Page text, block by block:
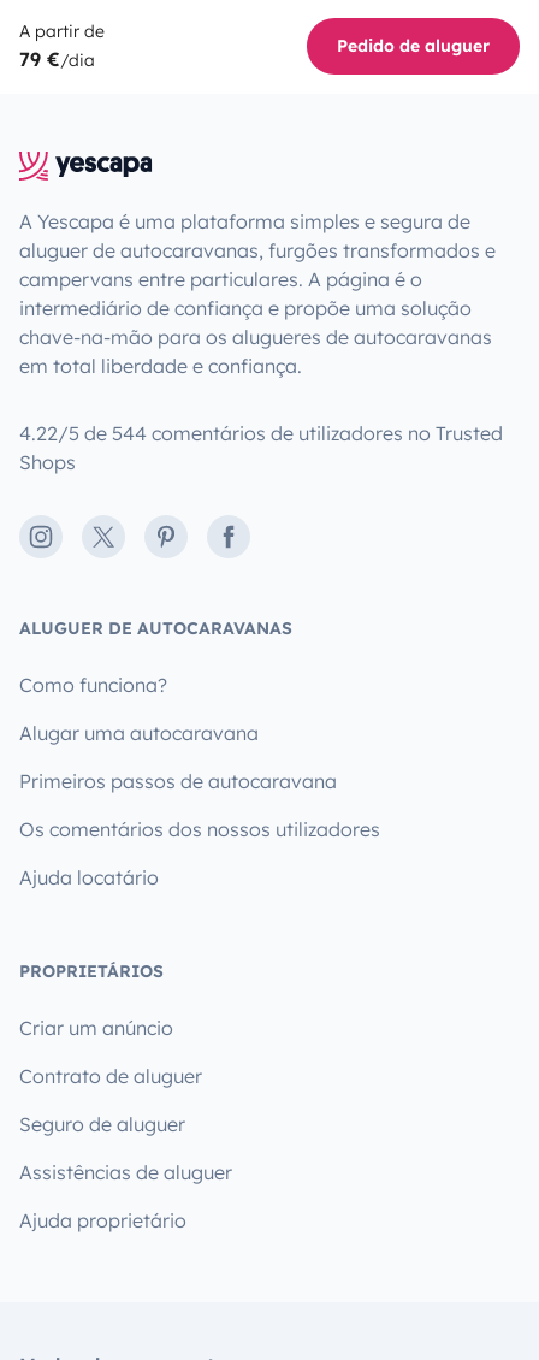
A partir de
79 €/dia
Pedido de aluguer
A Yescapa é uma plataforma simples e segura de
aluguer de autocaravanas, furgões transformados e
campervans entre particulares. A página é o
intermediário de confiança e propõe uma solução
chave-na-mão para os alugueres de autocaravanas
em total liberdade e confiança.
4.22/5 de 544 comentários de utilizadores no Trusted
Shops
Instagram
X PinterestFacebook
ALUGUER DE AUTOCARAVANAS
Como funciona?
Alugar uma autocaravana
Primeiros passos de autocaravana
Os comentários dos nossos utilizadores
Ajuda locatário
PROPRIETÁRIOS
Criar um anúncio
Contrato de aluguer
Seguro de aluguer
Assistências de aluguer
Ajuda proprietário